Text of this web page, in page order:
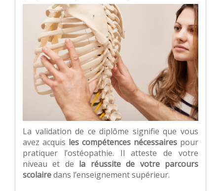
La validation de ce diplôme signifie que vous
avez acquis les compétences nécessaires pour
pratiquer l’ostéopathie. Il atteste de votre
niveau et de la réussite de votre parcours
scolairedans l’enseignement supérieur.